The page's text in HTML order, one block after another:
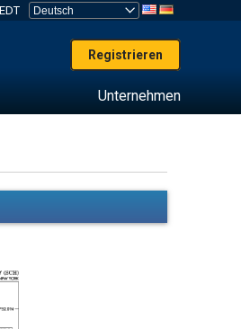
Registrieren
Unternehmen